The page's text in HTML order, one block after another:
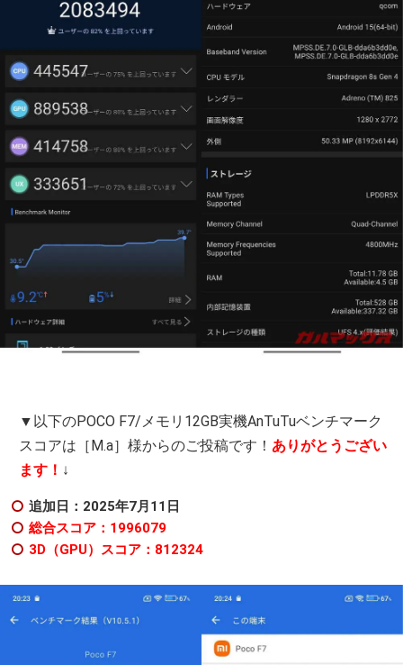
▼以下のPOCO F7/メモリ12GB実機AnTuTuベンチマーク
スコアは［M.a］様からのご投稿です！ ありがとうござい
ます！ ↓
追加日：2025年7月11日
総合スコア：1996079
3D（GPU）スコア：812324